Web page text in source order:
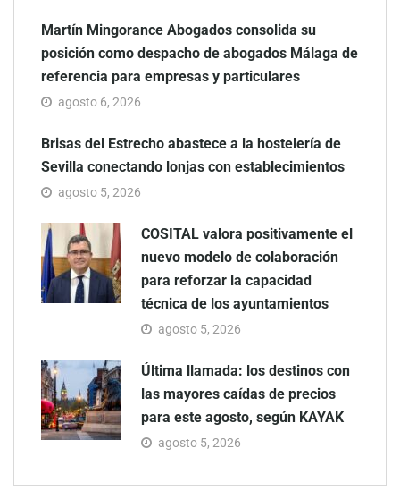
Martín Mingorance Abogados consolida su
posición como despacho de abogados Málaga de
referencia para empresas y particulares
agosto 6, 2026
Brisas del Estrecho abastece a la hostelería de
Sevilla conectando lonjas con establecimientos
agosto 5, 2026
COSITAL valora positivamente el
nuevo modelo de colaboración
para reforzar la capacidad
técnica de los ayuntamientos
agosto 5, 2026
Última llamada: los destinos con
las mayores caídas de precios
para este agosto, según KAYAK
agosto 5, 2026